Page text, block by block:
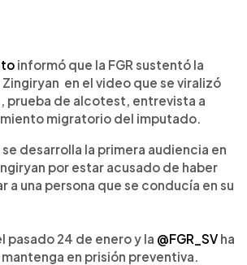
informó que la FGR sustentó la
en el video que se viralizó
prueba de alcotest, entrevista a
migratorio del imputado.
se desarrolla la primera audiencia en
por estar acusado de haber
a una persona que se conducía en su
pasado 24 de enero y la @FGR_SV ha
en prisión preventiva.